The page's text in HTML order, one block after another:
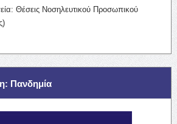
Θέσεις Νοσηλευτικού Προσωπικού
Πανδημία